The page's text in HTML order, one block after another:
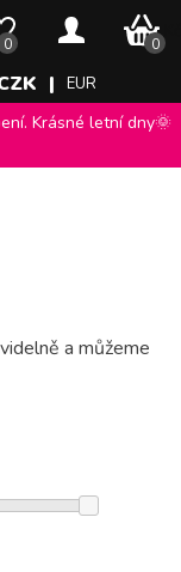
| EUR
0 0
0 Kč
Krásné letní dny🌞
a můžeme